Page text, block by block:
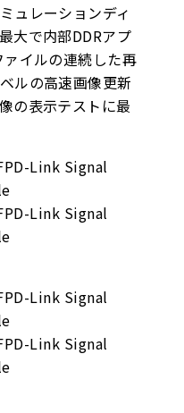
ュレーションディ
大で内部DDRアプ
イルの連続した再
ルの高速画像更新
の表示テストに最